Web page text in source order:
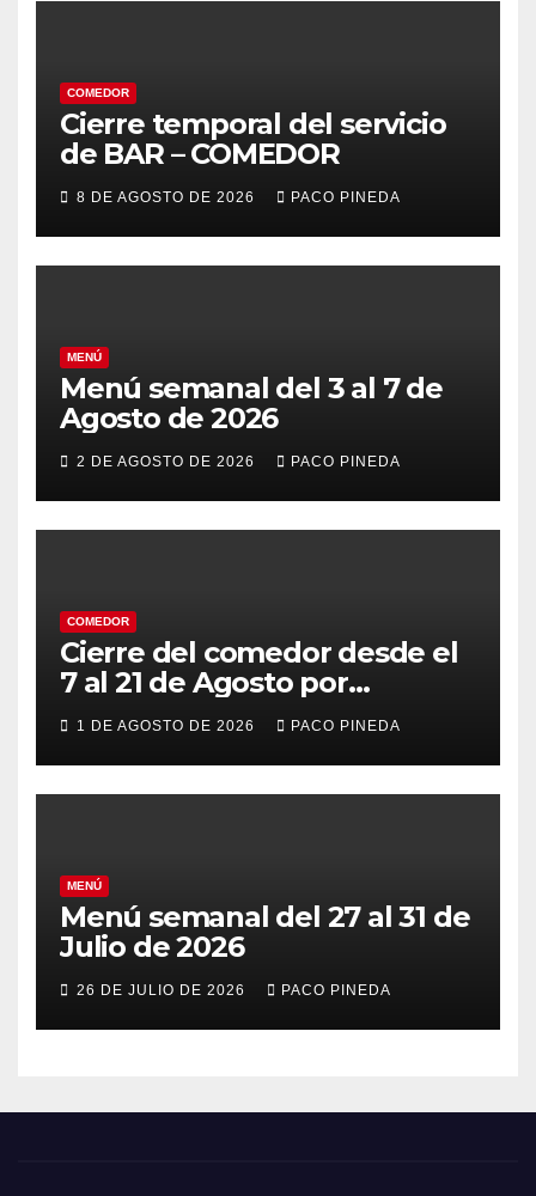
COMEDOR
Cierre temporal del servicio
de BAR – COMEDOR
8 DE AGOSTO DE 2026 PACO PINEDA
MENÚ
Menú semanal del 3 al 7 de
Agosto de 2026
2 DE AGOSTO DE 2026 PACO PINEDA
COMEDOR
Cierre del comedor desde el
7 al 21 de Agosto por
vacaciones
1 DE AGOSTO DE 2026 PACO PINEDA
MENÚ
Menú semanal del 27 al 31 de
Julio de 2026
26 DE JULIO DE 2026 PACO PINEDA